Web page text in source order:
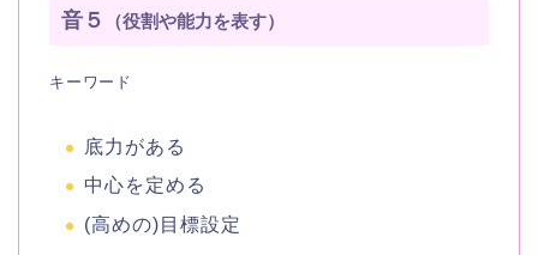
音５ （役割や能力を表す）
キーワード
底力がある
中心を定める
(高めの)目標設定